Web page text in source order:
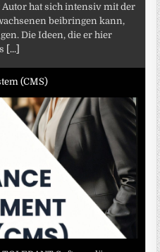
hat sich intensiv mit der
beibringen kann,
Die Ideen, die er hier
[...]
(CMS)